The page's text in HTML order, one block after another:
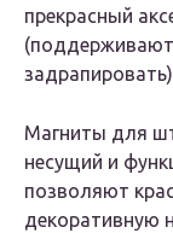
прекрасный
(поддерживают
Магниты для
несущий и
позволяют
декоративную